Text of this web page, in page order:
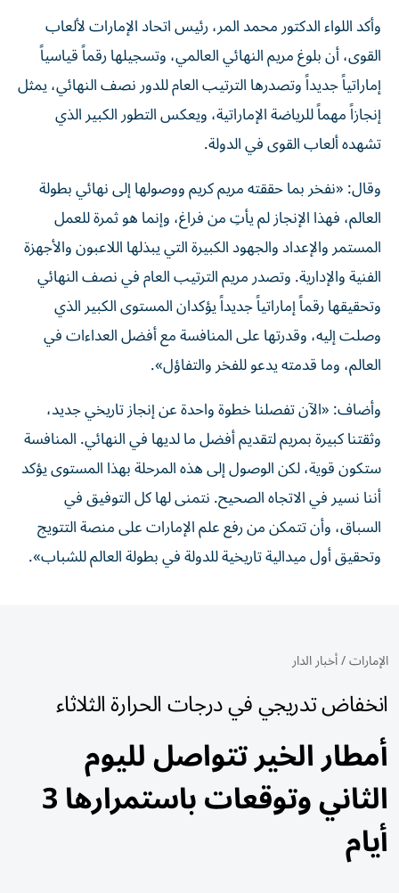
وأكد اللواء الدكتور محمد المر، رئيس اتحاد الإمارات لألعاب
القوى، أن بلوغ مريم النهائي العالمي، وتسجيلها رقماً قياسياً
إماراتياً جديداً وتصدرها الترتيب العام للدور نصف النهائي، يمثل
إنجازاً مهماً للرياضة الإماراتية، ويعكس التطور الكبير الذي
تشهده ألعاب القوى في الدولة.
وقال: «نفخر بما حققته مريم كريم ووصولها إلى نهائي بطولة
العالم، فهذا الإنجاز لم يأتِ من فراغ، وإنما هو ثمرة للعمل
المستمر والإعداد والجهود الكبيرة التي يبذلها اللاعبون والأجهزة
الفنية والإدارية. وتصدر مريم الترتيب العام في نصف النهائي
وتحقيقها رقماً إماراتياً جديداً يؤكدان المستوى الكبير الذي
وصلت إليه، وقدرتها على المنافسة مع أفضل العداءات في
العالم، وما قدمته يدعو للفخر والتفاؤل».
وأضاف: «الآن تفصلنا خطوة واحدة عن إنجاز تاريخي جديد،
وثقتنا كبيرة بمريم لتقديم أفضل ما لديها في النهائي. المنافسة
ستكون قوية، لكن الوصول إلى هذه المرحلة بهذا المستوى يؤكد
أننا نسير في الاتجاه الصحيح. نتمنى لها كل التوفيق في
السباق، وأن تتمكن من رفع علم الإمارات على منصة التتويج
وتحقيق أول ميدالية تاريخية للدولة في بطولة العالم للشباب».
الإمارات/أخبار الدار
انخفاض تدريجي في درجات الحرارة الثلاثاء
أمطار الخير تتواصل لليوم
الثاني وتوقعات باستمرارها 3
أيام